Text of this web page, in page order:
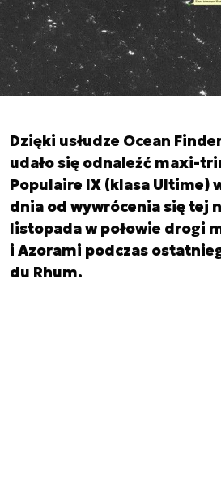
Dzięki usłudze Ocean
udało się odnaleźć maxi-
Populaire IX (klasa Ultime)
dnia od wywrócenia się tej
listopada w połowie drogi
i Azorami podczas
du Rhum.